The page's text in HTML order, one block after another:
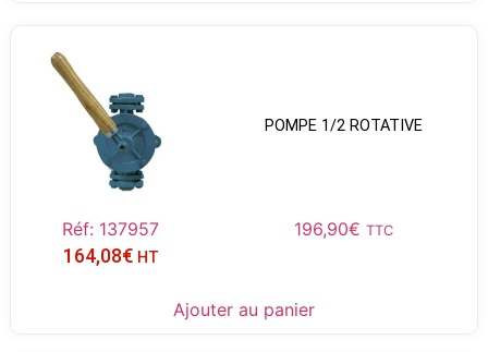
POMPE 1/2 ROTATIVE
Réf: 137957 196,90€ TTC
164,08€ HT
Ajouter au panier